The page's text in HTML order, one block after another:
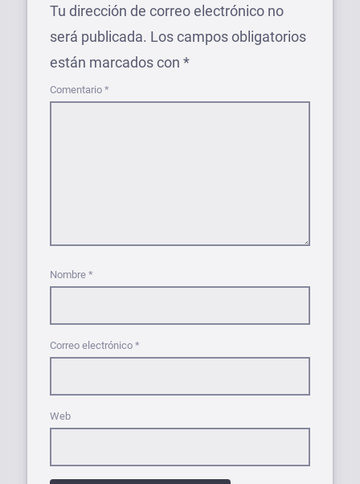
Tu dirección de correo electrónico no
será publicada. Los campos obligatorios
están marcados con *
Comentario *
Nombre *
Correo electrónico *
Web